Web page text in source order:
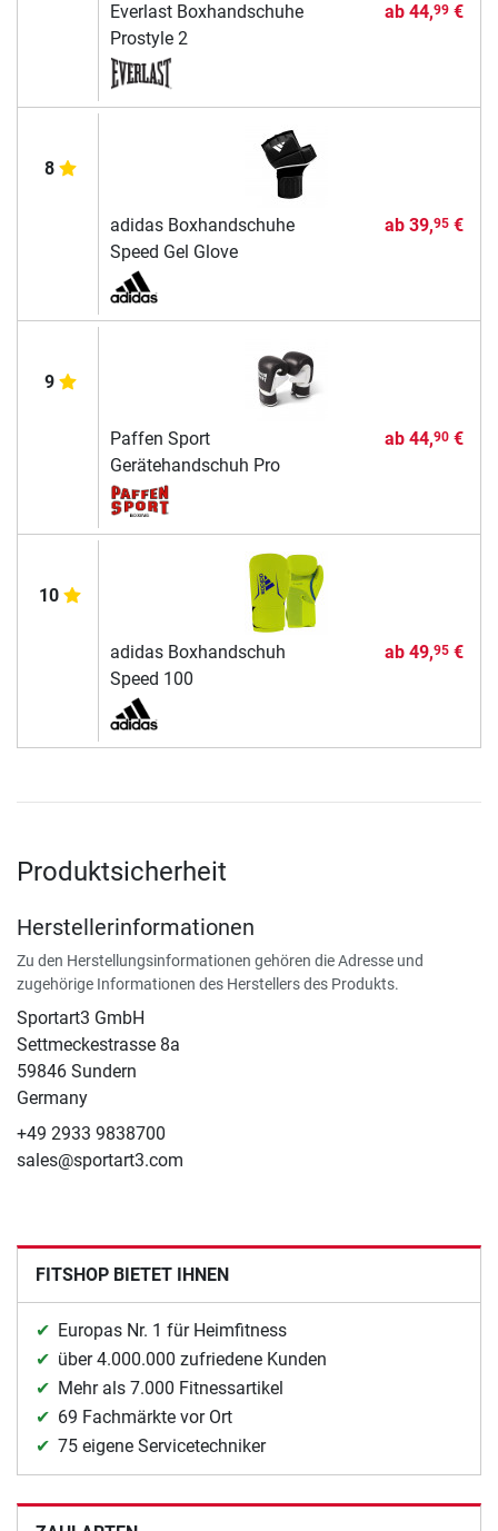
Everlast Boxhandschuhe
Prostyle 2
ab 44,99€
8
adidas Boxhandschuhe
Speed Gel Glove
ab 39,95€
9
Paffen Sport
Gerätehandschuh Pro
ab 44,90€
10
adidas Boxhandschuh
Speed 100
ab 49,95€
Produktsicherheit
Herstellerinformationen
Zu den Herstellungsinformationen gehören die Adresse und
zugehörige Informationen des Herstellers des Produkts.
Sportart3 GmbH
Settmeckestrasse 8a
59846 Sundern
Germany
+49 2933 9838700
sales@sportart3.com
FITSHOP BIETET IHNEN
Europas Nr. 1 für Heimfitness
über 4.000.000 zufriedene Kunden
Mehr als 7.000 Fitnessartikel
69 Fachmärkte vor Ort
75 eigene Servicetechniker